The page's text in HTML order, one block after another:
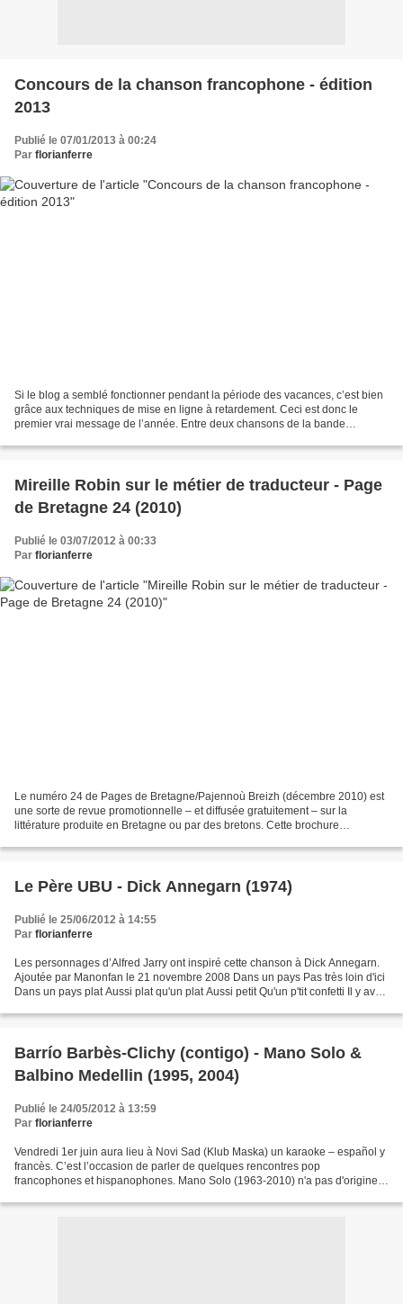
Concours de la chanson francophone - édition
2013
Publié le 07/01/2013 à 00:24
Par florianferre
Si le blog a semblé fonctionner pendant la période des vacances, c’est bien
grâce aux techniques de mise en ligne à retardement. Ceci est donc le
premier vrai message de l’année. Entre deux chansons de la bande
Mireille Robin sur le métier de traducteur - Page
de Bretagne 24 (2010)
Publié le 03/07/2012 à 00:33
Par florianferre
Le numéro 24 de Pages de Bretagne/Pajennoù Breizh (décembre 2010) est
une sorte de revue promotionnelle – et diffusée gratuitement – sur la
littérature produite en Bretagne ou par des bretons. Cette brochure
Le Père UBU - Dick Annegarn (1974)
Publié le 25/06/2012 à 14:55
Par florianferre
Les personnages d’Alfred Jarry ont inspiré cette chanson à Dick Annegarn.
Ajoutée par Manonfan le 21 novembre 2008 Dans un pays Pas très loin d'ici
Dans un pays plat Aussi plat qu'un plat Aussi petit Qu'un p'tit confetti Il y avait
Barrío Barbès-Clichy (contigo) - Mano Solo &
Balbino Medellin (1995, 2004)
Publié le 24/05/2012 à 13:59
Par florianferre
Vendredi 1er juin aura lieu à Novi Sad (Klub Maska) un karaoke – español y
francès. C’est l’occasion de parler de quelques rencontres pop
francophones et hispanophones. Mano Solo (1963-2010) n'a pas d'origine